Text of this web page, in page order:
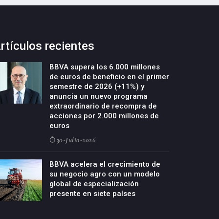
recientes
BBVA supera los 6.000 millones
de euros de beneficio en el primer
semestre de 2026 (+11%) y
anuncia un nuevo programa
extraordinario de recompra de
acciones por 2.000 millones de
euros
30-Julio-2026
BBVA acelera el crecimiento de
su negocio agro con un modelo
global de especialización
presente en siete países